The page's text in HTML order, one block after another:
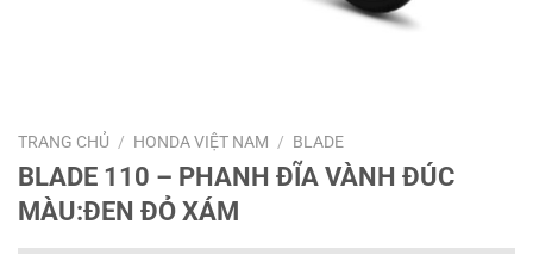
TRANG CHỦ / HONDA VIỆT NAM / BLADE
BLADE 110 – PHANH ĐĨA VÀNH ĐÚC
MÀU:ĐEN ĐỎ XÁM